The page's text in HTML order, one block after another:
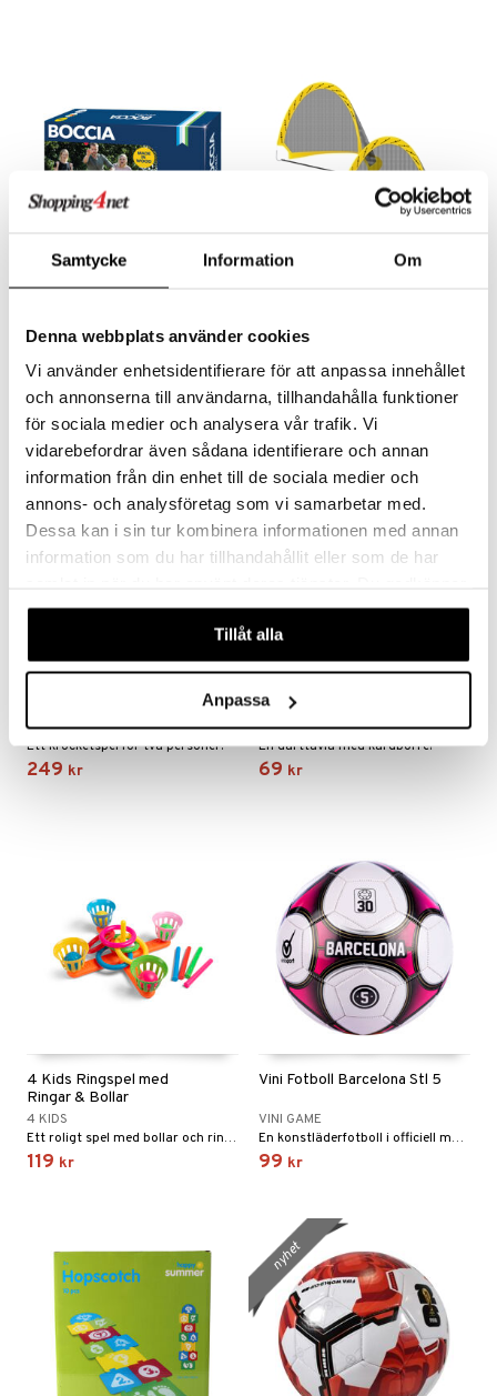
Samtycke Information Om
Denna webbplats använder cookies
Vi använder enhetsidentifierare för att anpassa innehållet
och annonserna till användarna, tillhandahålla funktioner
för sociala medier och analysera vår trafik. Vi
vidarebefordrar även sådana identifierare och annan
information från din enhet till de sociala medier och
annons- och analysföretag som vi samarbetar med.
Dessa kan i sin tur kombinera informationen med annan
information som du har tillhandahållit eller som de har
våra cookies vid fortsatt användande av vår webbplats.
Tillåt alla
Anpassa
BEX SPORT
399 kr
TOYROCK
199 kr
BAMSE
Ett krocketspel för två personer.
249 kr
4 KIDS
En darttavla med kardborre!
69 kr
4 Kids Ringspel med
Ringar & Bollar
4 KIDS
Ett roligt spel med bollar och ringar!
119 kr
Vini Fotboll Barcelona Stl 5
VINI GAME
En konstläderfotboll i officiell matchstorlek!
99 kr
nyhet